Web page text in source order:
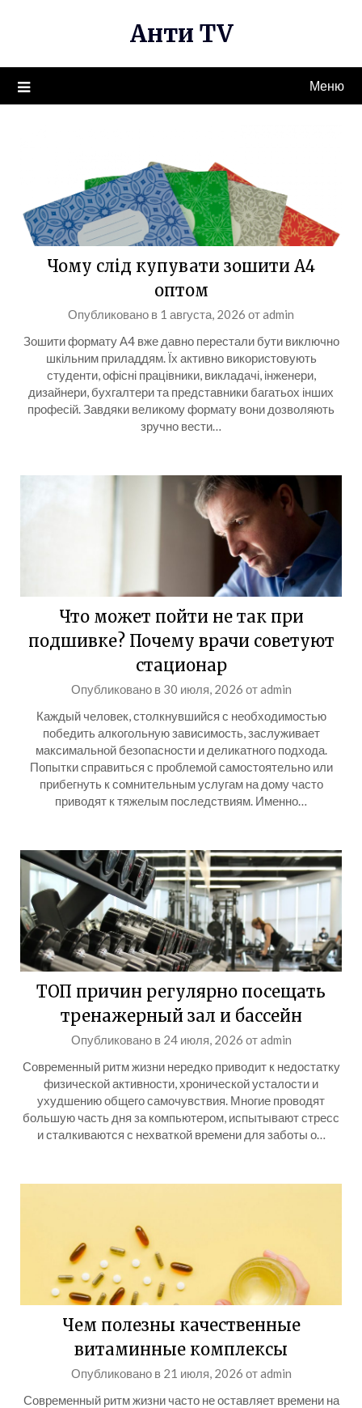
Анти TV
Меню
Чому слід купувати зошити А4
оптом
Опубликовано в 1 августа, 2026 отadmin
Зошити формату А4 вже давно перестали бути виключно
шкільним приладдям. Їх активно використовують
студенти, офісні працівники, викладачі, інженери,
дизайнери, бухгалтери та представники багатьох інших
професій. Завдяки великому формату вони дозволяють
зручно вести…
Что может пойти не так при
подшивке? Почему врачи советуют
стационар
Опубликовано в 30 июля, 2026 отadmin
Каждый человек, столкнувшийся с необходимостью
победить алкогольную зависимость, заслуживает
максимальной безопасности и деликатного подхода.
Попытки справиться с проблемой самостоятельно или
прибегнуть к сомнительным услугам на дому часто
приводят к тяжелым последствиям. Именно…
ТОП причин регулярно посещать
тренажерный зал и бассейн
Опубликовано в 24 июля, 2026 отadmin
Современный ритм жизни нередко приводит к недостатку
физической активности, хронической усталости и
ухудшению общего самочувствия. Многие проводят
большую часть дня за компьютером, испытывают стресс
и сталкиваются с нехваткой времени для заботы о…
Чем полезны качественные
витаминные комплексы
Опубликовано в 21 июля, 2026 отadmin
Современный ритм жизни часто не оставляет времени на